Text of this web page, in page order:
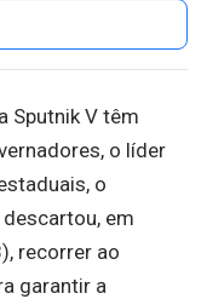
Sputnik V têm
o líder
o
em
recorrer ao
garantir a